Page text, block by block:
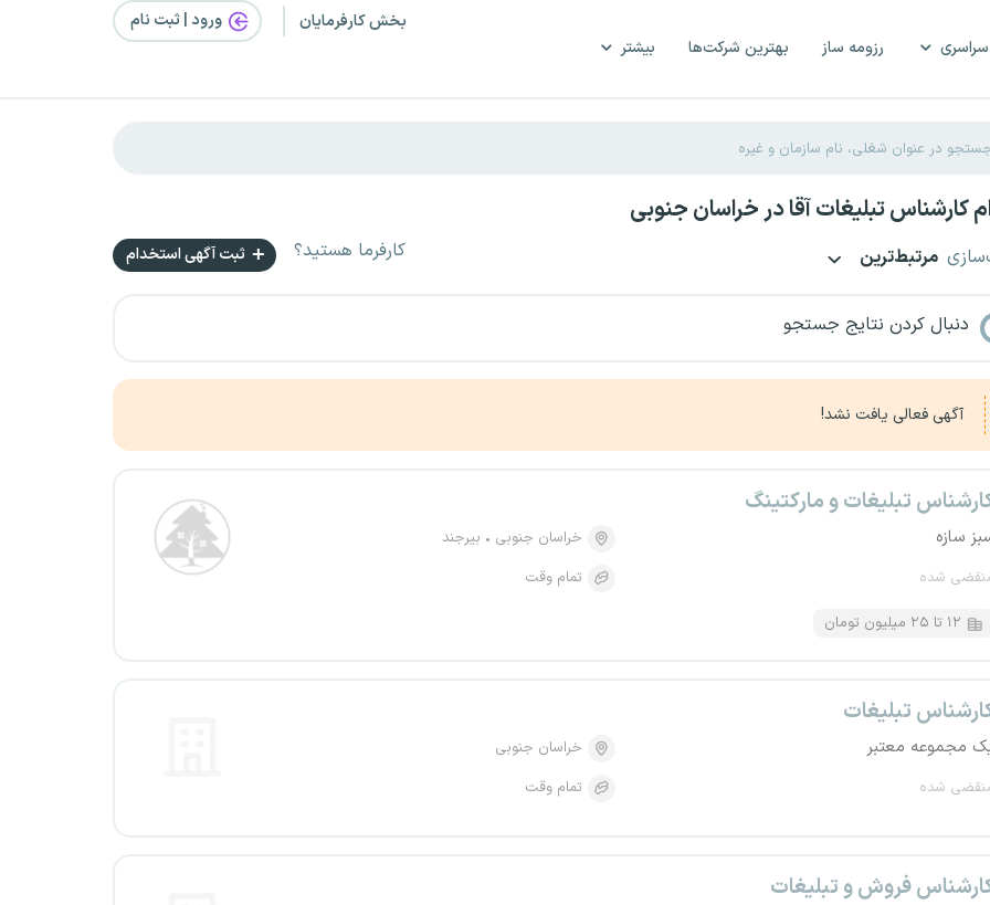
رزومه ساز بهترین شرکت‌ها بیشتر
بخش کارفرمایان ورود | ثبت‌ نام
کارشناس تبلیغات آقا در خراسان جنوبی
مرتبط‌ترین کارفرما هستید؟ ثبت آگهی استخدام
دنبال کردن نتایج جستجو
آگهی فعالی یافت نشد!
تبلیغات و مارکتینگ
سازه
شده
خراسان جنوبی
بیرجند
تمام وقت
۱۲ تا ۲۵ میلیون تومان
تبلیغات
مجموعه معتبر
شده
خراسان جنوبی
تمام وقت
فروش و تبلیغات